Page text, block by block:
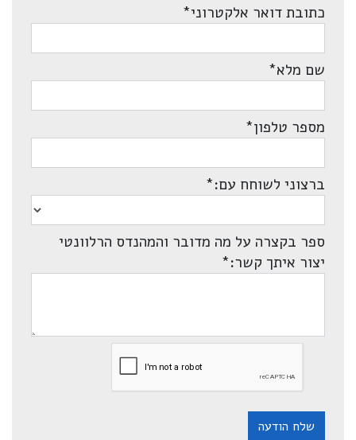
כתובת דואר אלקטרוני*
שם מלא*
מספר טלפון*
ברצוני לשוחח עם:*
ספר בקצרה על מה מדובר והמהנדס הרלוונטי
יצור איתך קשר:*
שלח הודעה